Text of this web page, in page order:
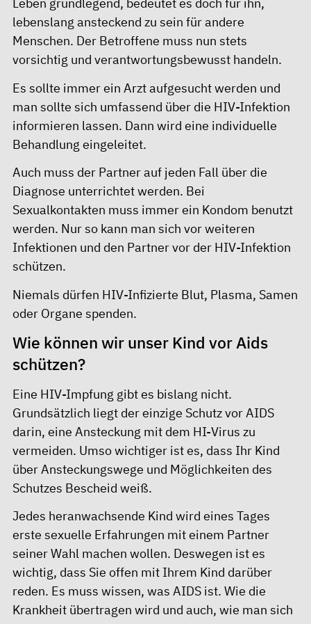
lebenslang ansteckend zu sein für andere
Menschen. Der Betroffene muss nun stets
vorsichtig und verantwortungsbewusst handeln.
Es sollte immer ein Arzt aufgesucht werden und
man sollte sich umfassend über die HIV-Infektion
informieren lassen. Dann wird eine individuelle
Behandlung eingeleitet.
Auch muss der Partner auf jeden Fall über die
Diagnose unterrichtet werden. Bei
Sexualkontakten muss immer ein Kondom benutzt
werden. Nur so kann man sich vor weiteren
Infektionen und den Partner vor der HIV-Infektion
schützen.
Niemals dürfen HIV-Infizierte Blut, Plasma, Samen
oder Organe spenden.
Wie können wir unser Kind vor Aids
schützen?
Eine HIV-Impfung gibt es bislang nicht.
Grundsätzlich liegt der einzige Schutz vor AIDS
darin, eine Ansteckung mit dem HI-Virus zu
vermeiden. Umso wichtiger ist es, dass Ihr Kind
über Ansteckungswege und Möglichkeiten des
Schutzes Bescheid weiß.
Jedes heranwachsende Kind wird eines Tages
erste sexuelle Erfahrungen mit einem Partner
seiner Wahl machen wollen. Deswegen ist es
wichtig, dass Sie offen mit Ihrem Kind darüber
reden. Es muss wissen, was AIDS ist. Wie die
Krankheit übertragen wird und auch, wie man sich